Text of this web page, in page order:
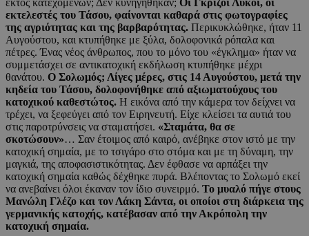
εκτός κατεχομένων; Δεν κυνηγήθηκαν; Οι Γκρίζοι Λύκοι, οι
εκτελεστές του Τάσου, φαίνονται καθαρά στις φωτογραφίες
της αγριότητας και της βαρβαρότητας. Περικυκλώθηκε, ήταν 11
Αυγούστου, και κτυπήθηκε με ξύλα, δολοφονικά ρόπαλα και
πέτρες. Ένας νέος άνθρωπος, που το μόνο του «έγκλημα» ήταν να
συμμετάσχει σε αντικατοχική εκδήλωση κτυπήθηκε μέχρι
θανάτου. Ο Σολωμός; Λίγες μέρες, στις 14 Αυγούστου, μετά την
κηδεία του Τάσου, δολοφονήθηκε από αξιωματούχους του
κατοχικού καθεστώτος. Η εικόνα από την κάμερα τον δείχνει να
τρέχει, να ξεφεύγει από τον Ειρηνευτή. Είχε κλείσει τα αυτιά του
στις παροτρύνσεις να σταματήσει. «Σταμάτα, θα σε
σκοτώσουν»… Σαν έτοιμος από καιρό, ανέβηκε στον ιστό με την
κατοχική σημαία, με το τσιγάρο στο στόμα και με τη δύναμη, την
μαγκιά, της αποφασιστικότητας. Δεν έφθασε να αρπάξει την
κατοχική σημαία καθώς δέχθηκε πυρά. Βλέποντας το Σολωμό εκεί
να ανεβαίνει όλοι έκαναν τον ίδιο συνειρμό. Το μυαλό πήγε στους
Μανώλη Γλέζο και τον Λάκη Σάντα, οι οποίοι στη διάρκεια της
γερμανικής κατοχής, κατέβασαν από την Ακρόπολη την
κατοχική σημαία.